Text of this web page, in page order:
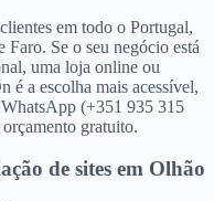
em todo o Portugal,
Faro. Se o seu negócio está
uma loja online ou
é a escolha mais acessível,
(+351 935 315
gratuito.
de sites em Olhão